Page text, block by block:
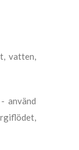
vatten,
använd